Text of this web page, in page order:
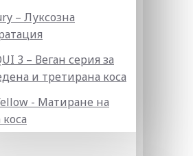
– Луксозна
3 – Веган серия за
и третирана коса
- Матиране на
коса